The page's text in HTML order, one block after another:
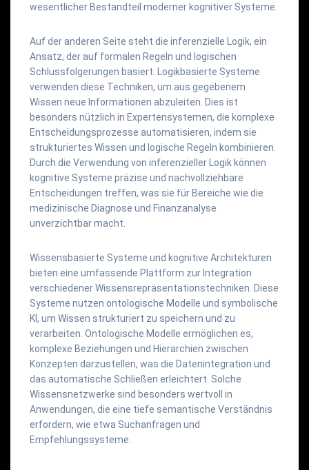
wesentlicher Bestandteil moderner kognitiver Systeme.
Auf der anderen Seite steht die inferenzielle Logik, ein
Ansatz, der auf formalen Regeln und logischen
Schlussfolgerungen basiert. Logikbasierte Systeme
verwenden diese Techniken, um aus gegebenem
Wissen neue Informationen abzuleiten. Dies ist
besonders nützlich in Expertensystemen, die komplexe
Entscheidungsprozesse automatisieren, indem sie
strukturiertes Wissen und logische Regeln kombinieren.
Durch die Verwendung von inferenzieller Logik können
kognitive Systeme präzise und nachvollziehbare
Entscheidungen treffen, was sie für Bereiche wie die
medizinische Diagnose und Finanzanalyse
unverzichtbar macht.
Wissensbasierte Systeme und kognitive Architekturen
bieten eine umfassende Plattform zur Integration
verschiedener Wissensrepräsentationstechniken. Diese
Systeme nutzen ontologische Modelle und symbolische
KI, um Wissen strukturiert zu speichern und zu
verarbeiten. Ontologische Modelle ermöglichen es,
komplexe Beziehungen und Hierarchien zwischen
Konzepten darzustellen, was die Datenintegration und
das automatische Schließen erleichtert. Solche
Wissensnetzwerke sind besonders wertvoll in
Anwendungen, die eine tiefe semantische Verständnis
erfordern, wie etwa Suchanfragen und
Empfehlungssysteme.